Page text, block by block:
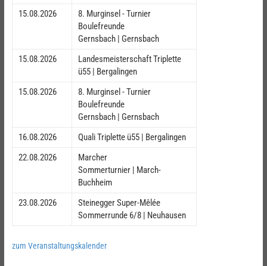
15.08.2026
8. Murginsel - Turnier
Boulefreunde
Gernsbach | Gernsbach
15.08.2026
Landesmeisterschaft Triplette
ü55 | Bergalingen
15.08.2026
8. Murginsel - Turnier
Boulefreunde
Gernsbach | Gernsbach
16.08.2026
Quali Triplette ü55 | Bergalingen
22.08.2026
Marcher
Sommerturnier | March-
Buchheim
23.08.2026
Steinegger Super-Mêlée
Sommerrunde 6/8 | Neuhausen
zum Veranstaltungskalender